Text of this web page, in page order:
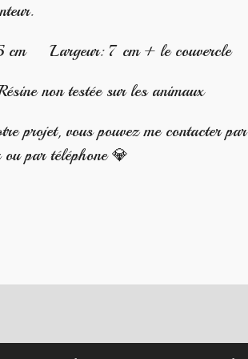
cm Largeur: 7 cm + le couvercle
non testée sur les animaux
projet, vous pouvez me contacter
ou par téléphone 💎